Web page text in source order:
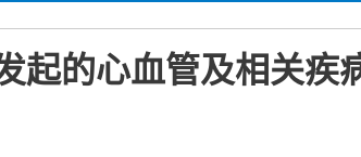
起的心血管及相关疾